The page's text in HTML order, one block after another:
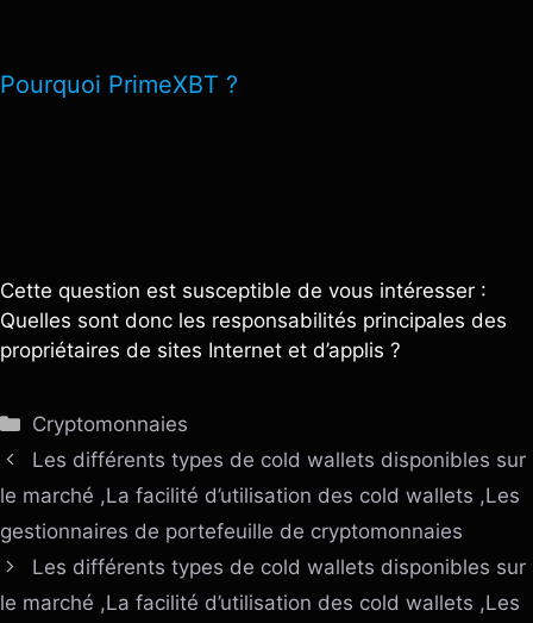
Pourquoi PrimeXBT ?
Cette question est susceptible de vous intéresser :
Quelles sont donc les responsabilités principales des
propriétaires de sites Internet et d’applis ?
Catégories
Cryptomonnaies
Les différents types de cold wallets disponibles sur
le marché ,La facilité d’utilisation des cold wallets ,Les
gestionnaires de portefeuille de cryptomonnaies
Les différents types de cold wallets disponibles sur
le marché ,La facilité d’utilisation des cold wallets ,Les